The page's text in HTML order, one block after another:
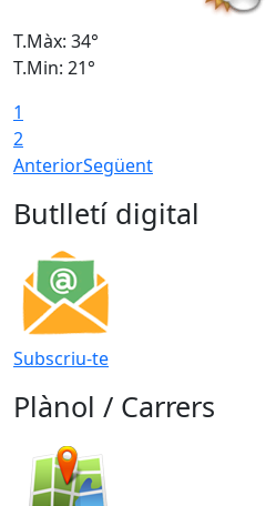
T.Màx: 34°
T.Min: 21°
1
2
AnteriorSegüent
Butlletí digital
Subscriu-te
Plànol / Carrers